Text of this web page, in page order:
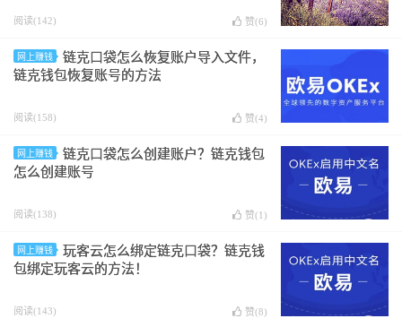
阅读(142) 赞(6)
网上赚钱
链克口袋怎么恢复账户导入文件，
链克钱包恢复账号的方法
阅读(158) 赞(4)
网上赚钱
链克口袋怎么创建账户？链克钱包
怎么创建账号
阅读(138) 赞(1 )
网上赚钱
玩客云怎么绑定链克口袋？链克钱
包绑定玩客云的方法！
阅读(143) 赞(8)